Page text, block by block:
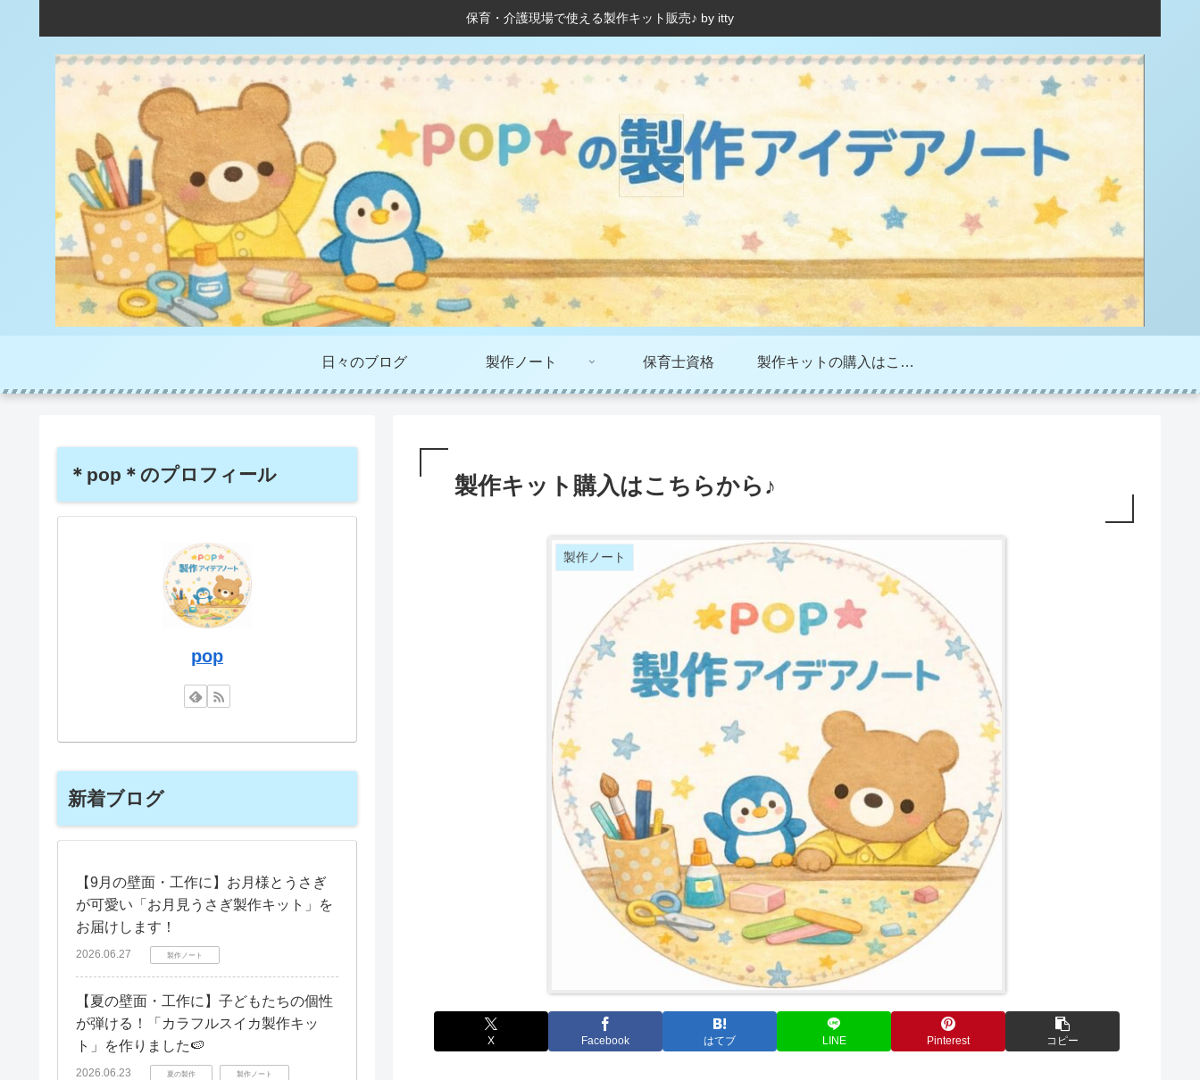
保育・介護現場で使える製作キット販売♪ by itty
日々のブログ 製作ノート 保育士資格 製作キットの購入はこちら♪
製作キット購入はこちらから♪
製作ノート
X Facebook はてブ LINE Pinterest コピー
＊pop＊のプロフィール
pop
新着ブログ
【9月の壁面・工作に】お月様とうさぎ
が可愛い「お月見うさぎ製作キット」を
お届けします！
2026.06.27 製作ノート
【夏の壁面・工作に】子どもたちの個性
が弾ける！「カラフルスイカ製作キッ
ト」を作りました🍉
2026.06.23 夏の製作 製作ノート